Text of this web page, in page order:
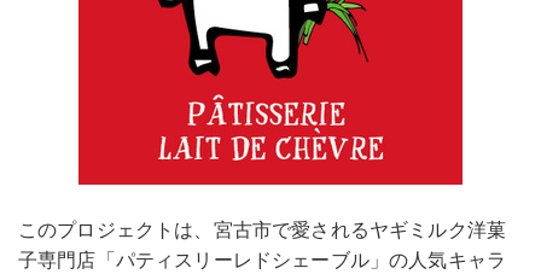
このプロジェクトは、宮古市で愛されるヤギミルク洋菓
子専門店「パティスリーレドシェーブル」の人気キャラ